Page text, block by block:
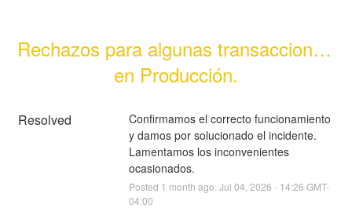
Rechazos para algunas transacciones
en Producción.
Resolved
Confirmamos el correcto funcionamiento
y damos por solucionado el incidente.
Lamentamos los inconvenientes
ocasionados.
Posted 1 month ago. Jul 04 2026 - 14:26 GMT-
04:00